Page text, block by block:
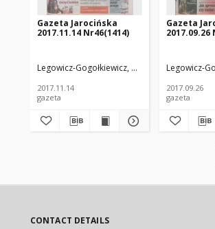
Gazeta Jarocińska
2017.11.14 Nr46(1414)
Legowicz-Gogołkiewicz, Anna. Red.
2017.11.14
gazeta
Gazeta
2017.09.26
Legowicz-
2017.09.26
gazeta
CONTACT DETAILS